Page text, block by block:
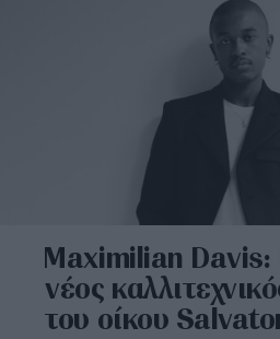
Maximilian Davis:
νέος
του οίκου